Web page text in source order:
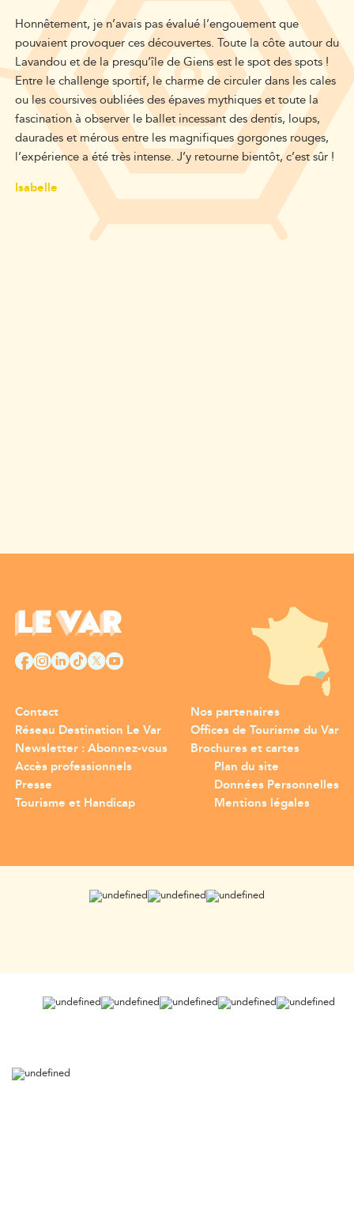
Honnêtement, je n’avais pas évalué l’engouement que
pouvaient provoquer ces découvertes. Toute la côte autour du
Lavandou et de la presqu’île de Giens est le spot des spots !
Entre le challenge sportif, le charme de circuler dans les cales
ou les coursives oubliées des épaves mythiques et toute la
fascination à observer le ballet incessant des dentis, loups,
daurades et mérous entre les magnifiques gorgones rouges,
l’expérience a été très intense. J’y retourne bientôt, c’est sûr !
Isabelle
Contact
Réseau Destination Le Var
Newsletter : Abonnez-vous
Nos partenaires
Offices de Tourisme du Var
Brochures et cartes
Accès professionnels
Presse
Tourisme et Handicap
Plan du site
Données Personnelles
Mentions légales